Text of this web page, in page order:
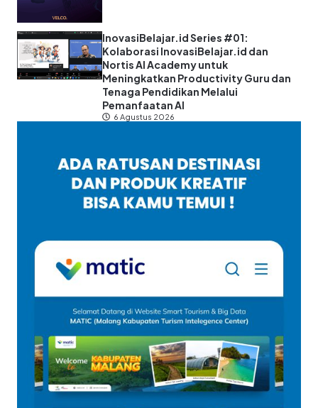
InovasiBelajar.id Series #01:
Kolaborasi InovasiBelajar.id dan
Nortis AI Academy untuk
Meningkatkan Productivity Guru dan
Tenaga Pendidikan Melalui
Pemanfaatan AI
6 Agustus 2026